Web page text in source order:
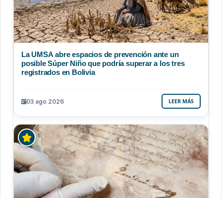
La UMSA abre espacios de prevención ante un
posible Súper Niño que podría superar a los tres
registrados en Bolivia
03 ago 2026 LEER MÁS